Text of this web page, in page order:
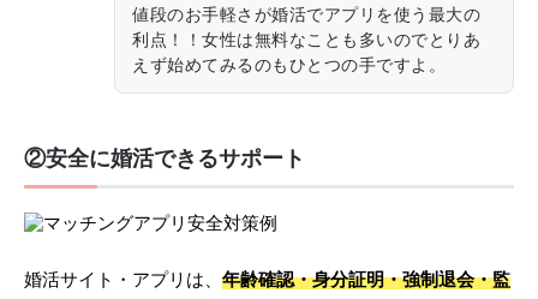
値段のお手軽さが婚活でアプリを使う最大の
利点！！女性は無料なことも多いのでとりあ
えず始めてみるのもひとつの手ですよ。
②安全に婚活できるサポート
婚活サイト・アプリは、 年齢確認・身分証明・強制退会・監